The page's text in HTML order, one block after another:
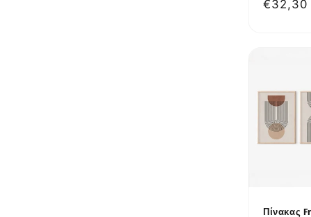
€32,30
Πίνακας